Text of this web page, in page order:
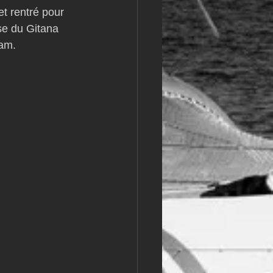
L&#39;Hydroptère
rentré pour
du Gitana